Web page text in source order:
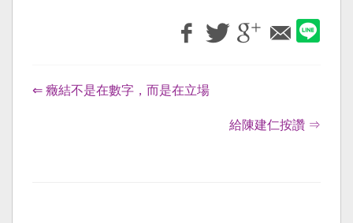
⇐ 癥結不是在數字，而是在立場
給陳建仁按讚 ⇒